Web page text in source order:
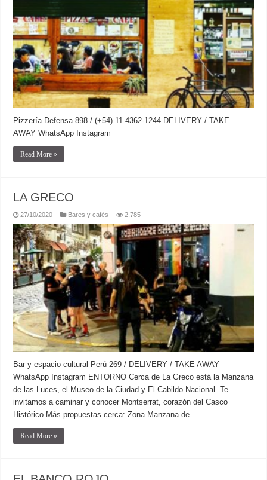
Pizzería Defensa 898 / (+54) 11 4362-1244 DELIVERY / TAKE
AWAY WhatsApp Instagram
Read More »
LA GRECO
27/10/2020 Bares y cafés 2,785
Bar y espacio cultural Perú 269 / DELIVERY / TAKE AWAY
WhatsApp Instagram ENTORNO Cerca de La Greco está la Manzana
de las Luces, el Museo de la Ciudad y El Cabildo Nacional. Te
invitamos a caminar y conocer Montserrat, corazón del Casco
Histórico Más propuestas cerca: Zona Manzana de …
Read More »